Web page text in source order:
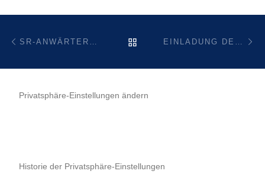
BeitragsnavigationZURÜCK ZUR
Privatsphäre-Einstellungen ändern
Historie der Privatsphäre-Einstellungen